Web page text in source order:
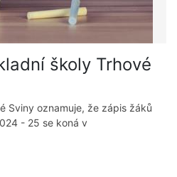
školy Trhové
Sviny oznamuje, že zápis žáků
- 25 se koná v